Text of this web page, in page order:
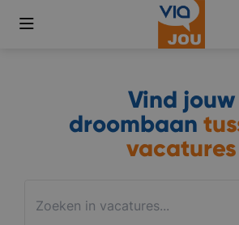
Vind jouw
droombaan
vacatures